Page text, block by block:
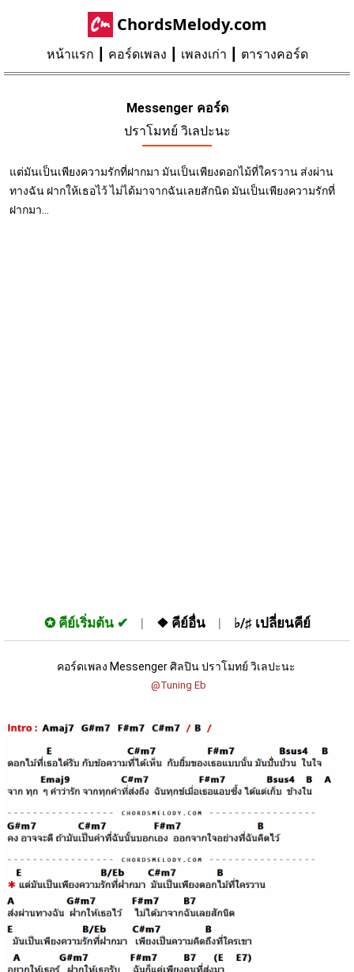
ChordsMelody.com
หน้าแรก คอร์ดเพลง เพลงเก่า ตารางคอร์ด
Messenger คอร์ด
ปราโมทย์ วิเลปะนะ
แต่มันเป็นเพียงความรักที่ฝากมา มันเป็นเพียงดอกไม้ที่ใครวาน ส่งผ่าน
ทางฉัน ฝากให้เธอไว้ ไม่ได้มาจากฉันเลยสักนิด มันเป็นเพียงความรักที่
ฝากมา...
✪ คีย์เริ่มต้น ❖ คีย์อื่น ♭/♯ เปลี่ยนคีย์
คอร์ดเพลง Messenger ศิลปิน ปราโมทย์ วิเลปะนะ
@Tuning Eb